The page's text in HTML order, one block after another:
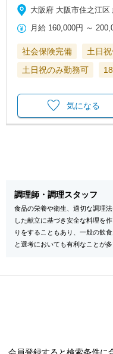
大阪府 大阪市住之江
月給 160,000円 ～
社会保険完備 土日
土日祝のみ勤務可
気になる
調理師・調理スタッフ
食品の栄養や衛生、適切な調理
した献立に基づき安全な料理を
りをすることもあり、一般の飲
と選考においても有利なことが多